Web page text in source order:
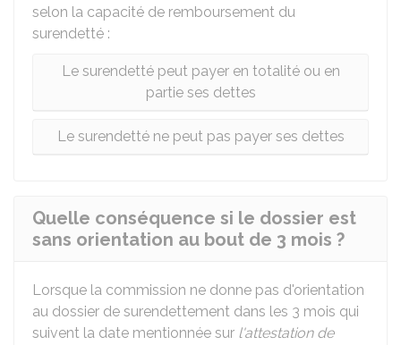
selon la capacité de remboursement du
surendetté :
Le surendetté peut payer en totalité ou en
partie ses dettes
Le surendetté ne peut pas payer ses dettes
Quelle conséquence si le dossier est
sans orientation au bout de 3 mois ?
Lorsque la commission ne donne pas d'orientation
au dossier de surendettement dans les 3 mois qui
suivent la date mentionnée sur l'attestation de